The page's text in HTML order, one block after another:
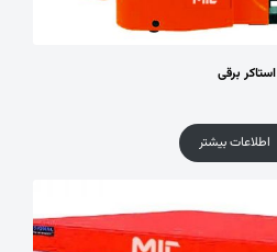
استاکر برقی
اطلاعات بیشتر